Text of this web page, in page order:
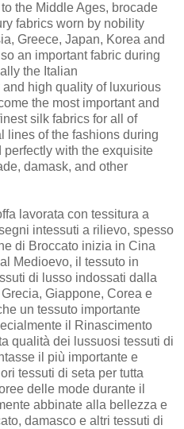
the Middle Ages, brocade
fabrics worn by nobility
Greece, Japan, Korea and
an important fabric during
the Italian
high quality of luxurious
the most important and
silk fabrics for all of
lines of the fashions during
with the exquisite
damask, and other
lavorata con tessitura a
intessuti a rilievo, spesso
di Broccato inizia in Cina
Medioevo, il tessuto in
di lusso indossati dalla
Giappone, Corea e
un tessuto importante
il Rinascimento
qualità dei lussuosi tessuti di
il più importante e
tessuti di seta per tutta
delle mode durante il
abbinate alla bellezza e
damasco e altri tessuti di